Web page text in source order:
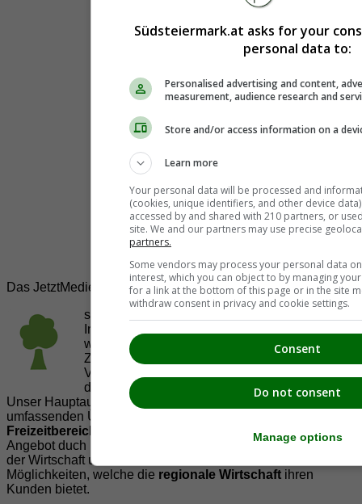
Das JetztMedien.com Medien Netzwerk
suedsteiermark.at ist eine von vielen
Internetadressen der
welche es sich zur Aufgabe gemacht hat, in
Zusammenarbeit mit regionalen Firmen,
Vereinen und Institutionen die
der Region Südsteiermark zu präsentieren.
Unser Hauptaugenmerk liegt dabei, der Bevölkerung einen
umfassenden Überblick der Möglichkeiten im
Freizeitbereich
zu vermittelt. Abgerundet wird dieses
Angebot duch Informationen zur regionalenGastronomie,
der Wirtschaft und der Präsentation der zahlreichen
Möglichkeiten, welche die regionale Wirtschaft ihren
Kunden bietet.
Südsteiermark.at asks for your
personal data to:
Personalised advertising and content,
measurement, audience research and
Store and/or access information on a
Learn more
Your personal data will be processed and
(cookies, unique identifiers, and other device
accessed by and shared with 210 partners, or
site. We and our partners may use precise
partners.
Some vendors may process your personal data
interest, which you can object to by managing
for a link at the bottom of this page or in the site
withdraw consent in privacy and cookie settings.
Consent
Do not consent
Manage options